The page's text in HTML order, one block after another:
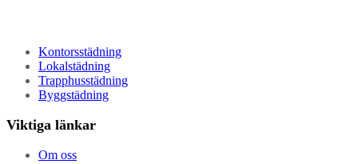
Kontorsstädning
Lokalstädning
Trapphusstädning
Byggstädning
Viktiga länkar
Om oss